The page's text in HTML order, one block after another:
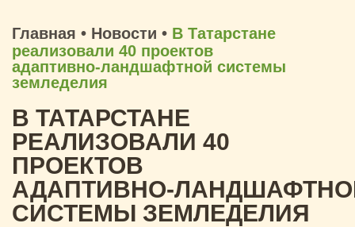
Главная • Новости • В Татарстане
реализовали 40 проектов
адаптивно‑ландшафтной системы
земледелия
В ТАТАРСТАНЕ
РЕАЛИЗОВАЛИ 40
ПРОЕКТОВ
СИСТЕМЫ ЗЕМЛЕДЕЛИЯ